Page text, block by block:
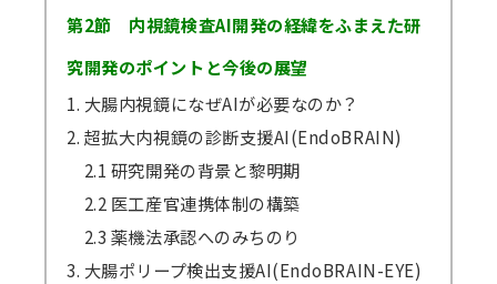
第2節 内視鏡検査AI開発の経緯をふまえた研
究開発のポイントと今後の展望
1. 大腸内視鏡になぜAIが必要なのか？
2. 超拡大内視鏡の診断支援AI(EndoBRAIN)
2.1 研究開発の背景と黎明期
2.2 医工産官連携体制の構築
2.3 薬機法承認へのみちのり
3. 大腸ポリープ検出支援AI(EndoBRAIN-EYE)